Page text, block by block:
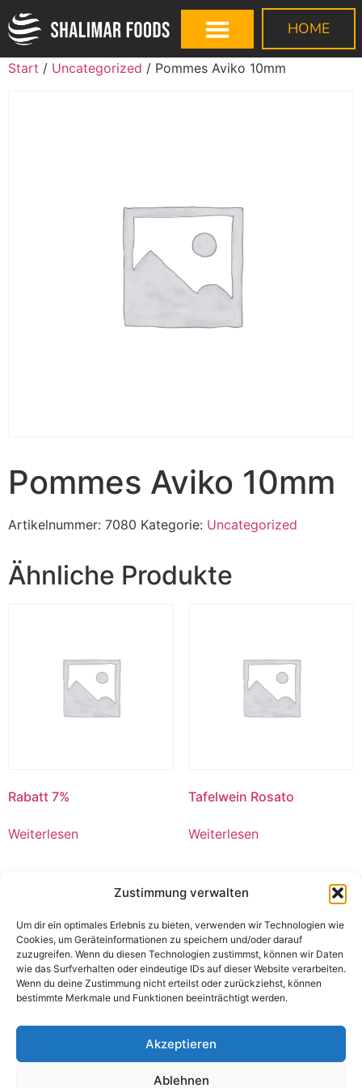
Zustimmung verwalten
Um dir ein optimales Erlebnis zu bieten, verwenden wir Technologien wie
Cookies, um Geräteinformationen zu speichern und/oder darauf
zuzugreifen. Wenn du diesen Technologien zustimmst, können wir Daten
wie das Surfverhalten oder eindeutige IDs auf dieser Website verarbeiten.
Wenn du deine Zustimmung nicht erteilst oder zurückziehst, können
bestimmte Merkmale und Funktionen beeinträchtigt werden.
Akzeptieren
Ablehnen
HOME
Start / Uncategorized / Pommes Aviko 10mm
Pommes Aviko 10mm
Artikelnummer: 7080 Kategorie: Uncategorized
Ähnliche Produkte
Rabatt 7%
Weiterlesen
Tafelwein Rosato
Weiterlesen
Mindermengenzuschlag